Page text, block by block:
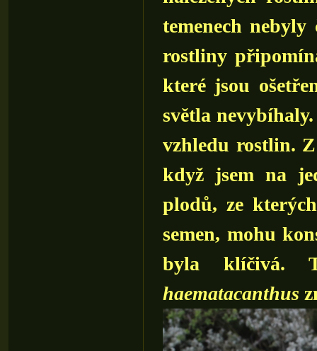
temenech
rostliny
které jsou
světla
vzhledu rostlin.
když jsem na
plodů, ze
semen, mohu
byla klíčivá.
haematacanthus